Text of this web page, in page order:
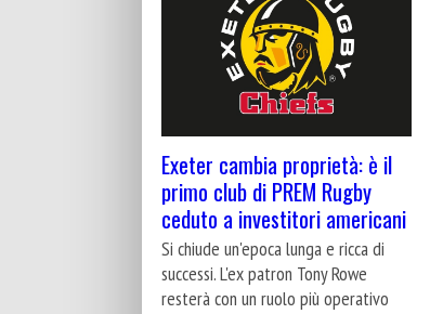
Exeter cambia proprietà: è il
primo club di PREM Rugby
ceduto a investitori americani
Si chiude un'epoca lunga e ricca di
successi. L'ex patron Tony Rowe
resterà con un ruolo più operativo